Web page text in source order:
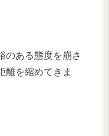
のある態度を崩さ
離を縮めてきま